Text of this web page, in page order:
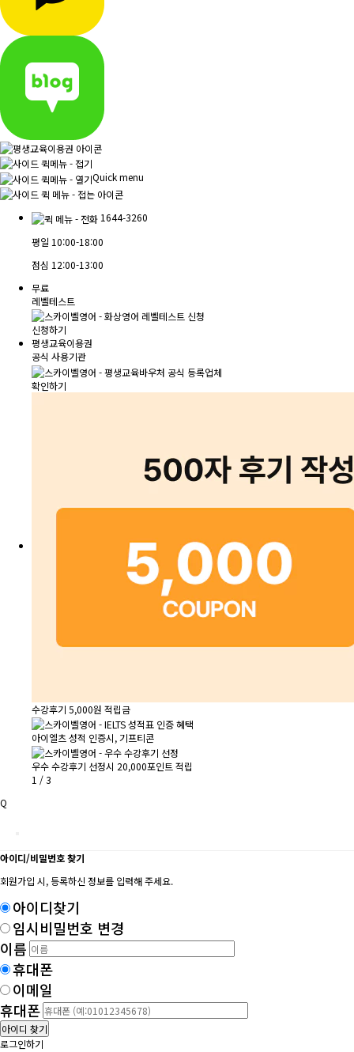
Quick menu
1644-3260
평일 10:00-18:00
점심 12:00-13:00
무료
레벨테스트
신청하기
평생교육이용권
공식 사용기관
확인하기
수강후기 5,000원 적립금
아이엘츠 성적 인증시, 기프티콘
우수 수강후기 선정시 20,000포인트 적립
1 /3
Q
아이디/비밀번호 찾기
회원가입 시, 등록하신 정보를 입력해 주세요.
아이디찾기
임시비밀번호 변경
이름
휴대폰
이메일
휴대폰
아이디 찾기
로그인하기